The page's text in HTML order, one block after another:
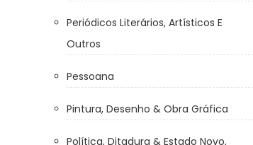
Periódicos Literários, Artísticos E
Outros
Pessoana
Pintura, Desenho & Obra Gráfica
Política, Ditadura & Estado Novo,